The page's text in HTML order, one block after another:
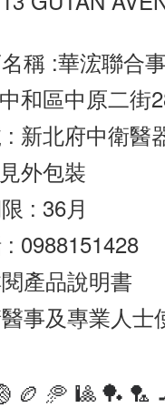
稱 :華浤聯合
和區中原二街
新北府中衛醫
外包裝
: 36月
0988151428
產品說明書
事及專業人士
🏉 🥏 🎱 🏓 🏸